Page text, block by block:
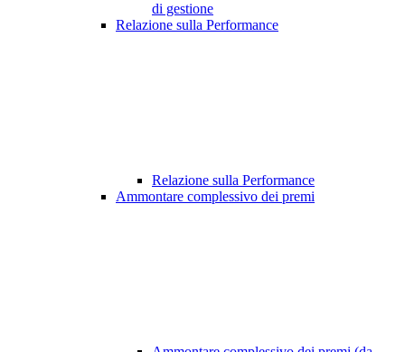
di gestione
Relazione sulla Performance
Relazione sulla Performance
Ammontare complessivo dei premi